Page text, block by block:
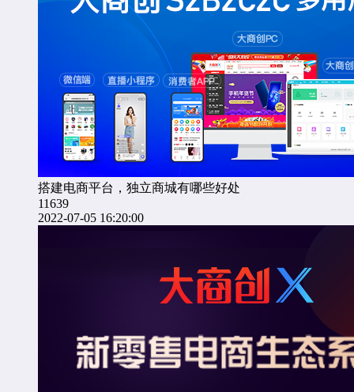
搭建电商平台，独立商城有哪些好处
11639
2022-07-05 16:20:00